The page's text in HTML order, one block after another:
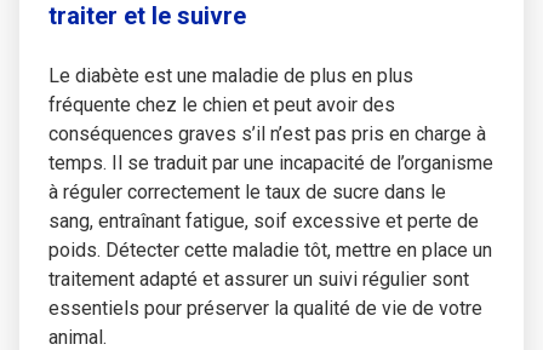
traiter et le suivre
Le diabète est une maladie de plus en plus
fréquente chez le chien et peut avoir des
conséquences graves s’il n’est pas pris en charge à
temps. Il se traduit par une incapacité de l’organisme
à réguler correctement le taux de sucre dans le
sang, entraînant fatigue, soif excessive et perte de
poids. Détecter cette maladie tôt, mettre en place un
traitement adapté et assurer un suivi régulier sont
essentiels pour préserver la qualité de vie de votre
animal.